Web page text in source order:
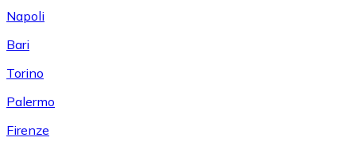
Napoli
Bari
Torino
Palermo
Firenze